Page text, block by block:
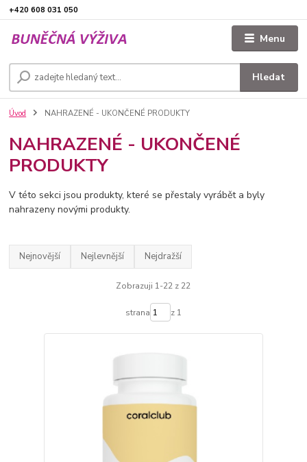
Menu
Hledat
+420 608 031 050
Úvod NAHRAZENÉ - UKONČENÉ PRODUKTY
NAHRAZENÉ - UKONČENÉ
PRODUKTY
V této sekci jsou produkty, které se přestaly vyrábět a byly
nahrazeny novými produkty.
Nejnovější Nejlevnější Nejdražší
Zobrazuji 1-22 z 22
strana z 1